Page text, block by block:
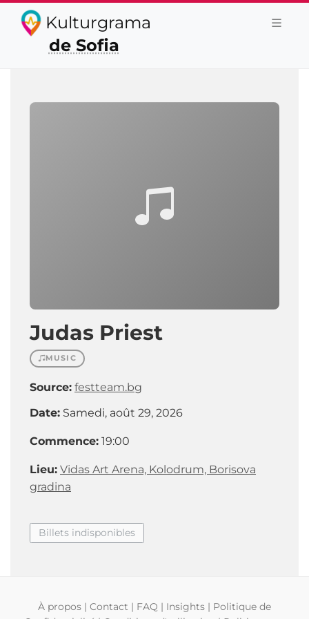
Kulturgrama
de Sofia
Judas Priest
MUSIC
Source: festteam.bg
Date: Samedi, août 29, 2026
Commence: 19:00
Lieu: Vidas Art Arena, Kolodrum, Borisova
gradina
Billets indisponibles
À propos | Contact | FAQ | Insights | Politique de